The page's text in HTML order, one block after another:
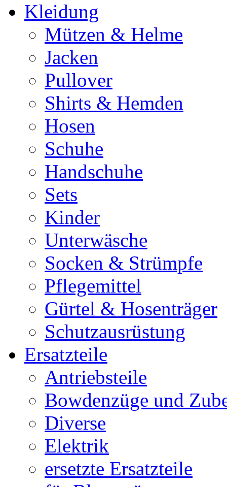
Kleidung
Mützen & Helme
Jacken
Pullover
Shirts & Hemden
Hosen
Schuhe
Handschuhe
Sets
Kinder
Unterwäsche
Socken & Strümpfe
Pflegemittel
Gürtel & Hosenträger
Schutzausrüstung
Ersatzteile
Antriebsteile
Bowdenzüge und
Diverse
Elektrik
ersetzte Ersatzteile